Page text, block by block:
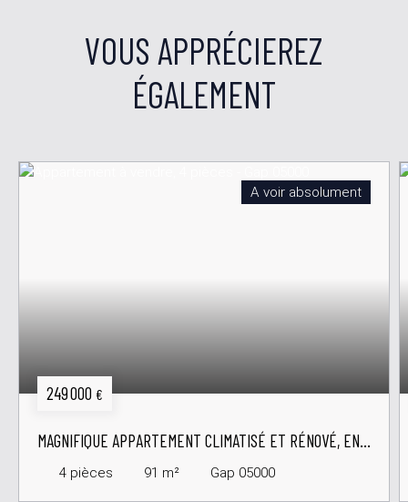
VOUS APPRÉCIEREZ
ÉGALEMENT
A voir absolument
249 000 €
MAGNIFIQUE APPARTEMENT CLIMATISÉ ET RÉNOVÉ, EN
DERNIER ÉTAGE AVEC ASCENSEUR
4 pièces 91 m² Gap 05000